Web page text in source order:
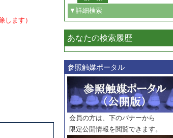
ます）
▼詳細検索
必ず含む
巻・号指定
巻
号
範囲指定
巻
号～
巻
号
触媒年鑑
あなたの検索履歴
参照触媒ポータル
会員の方は、下のバナーから
限定公開情報を閲覧できます。